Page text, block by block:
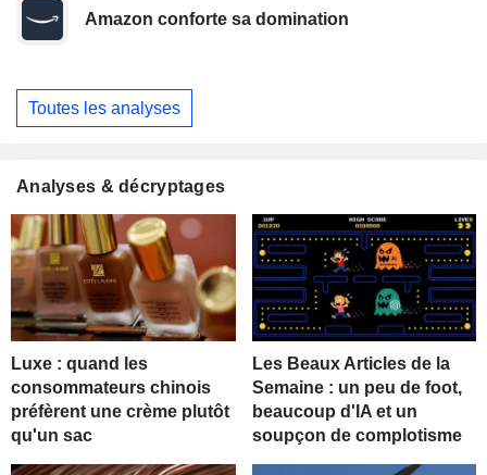
Amazon conforte sa domination
Toutes les analyses
Analyses & décryptages
Luxe : quand les
consommateurs chinois
préfèrent une crème plutôt
qu'un sac
Les Beaux Articles de la
Semaine : un peu de foot,
beaucoup d'IA et un
soupçon de complotisme